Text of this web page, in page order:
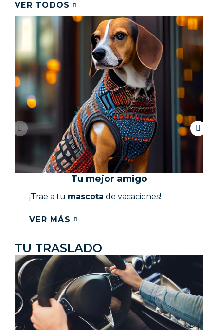
VER TODOS
Tu mejor amigo
¡Trae a tu mascota de vacaciones!
VER MÁS
TU TRASLADO​